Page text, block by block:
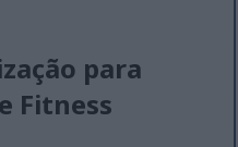
para
Fitness